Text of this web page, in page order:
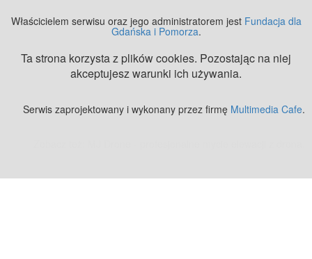
Właścicielem serwisu oraz jego administratorem jest Fundacja dla
Gdańska i Pomorza.
Ta strona korzysta z plików cookies. Pozostając na niej
akceptujesz warunki ich używania.
Serwis zaprojektowany i wykonany przez firmę Multimedia Cafe.